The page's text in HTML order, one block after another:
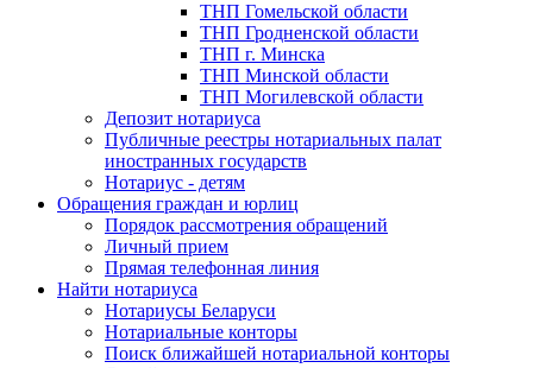
ТНП Гомельской области
ТНП Гродненской области
ТНП г. Минска
ТНП Минской области
ТНП Могилевской области
Депозит нотариуса
Публичные реестры нотариальных палат
иностранных государств
Нотариус - детям
Обращения граждан и юрлиц
Порядок рассмотрения обращений
Личный прием
Прямая телефонная линия
Найти нотариуса
Нотариусы Беларуси
Нотариальные конторы
Поиск ближайшей нотариальной конторы